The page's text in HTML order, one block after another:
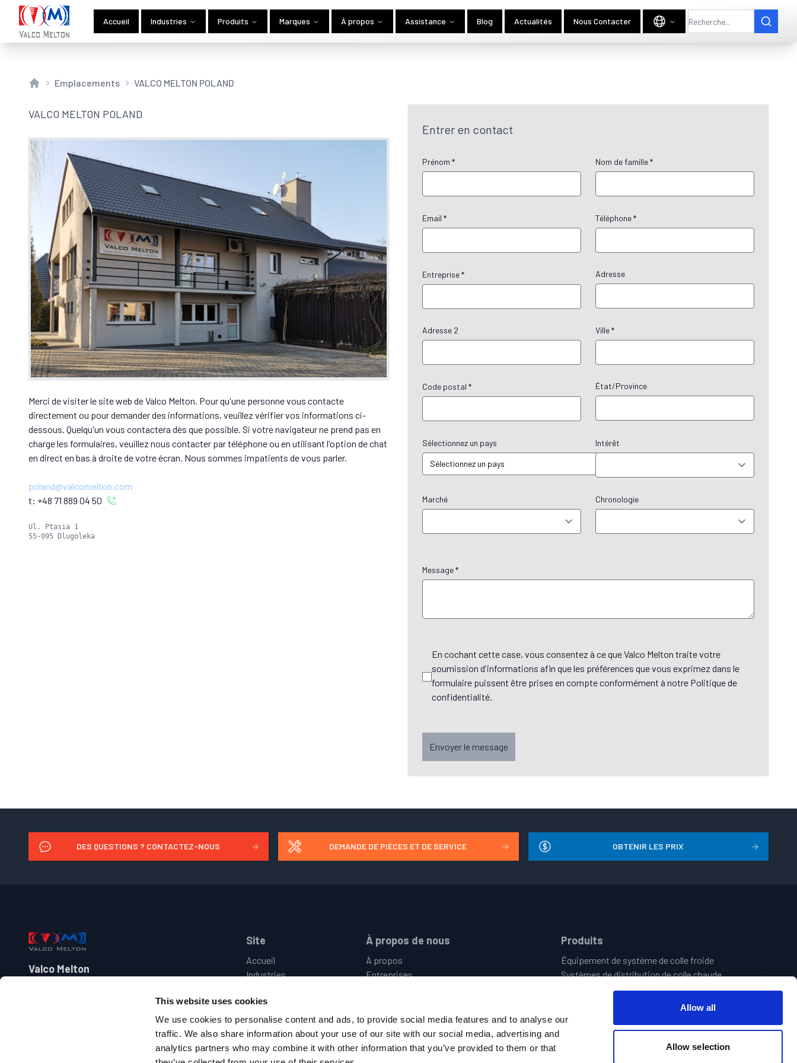
This website uses cookies
We use cookies to personalise content and ads, to provide social media features and to analyse our
traffic. We also share information about your use of our site with our social media, advertising and
analytics partners who may combine it with other information that you’ve provided to them or that
Allow all
Allow selection
Accueil Industries Produits Marques À propos Assistance Blog Actualités Nous Contacter
Emplacements VALCO MELTON POLAND
VALCO MELTON POLAND
Merci de visiter le site web de Valco Melton. Pour qu'une personne vous contacte
directement ou pour demander des informations, veuillez vérifier vos informations ci-
dessous. Quelqu'un vous contactera dès que possible. Si votre navigateur ne prend pas en
charge les formulaires, veuillez nous contacter par téléphone ou en utilisant l'option de chat
en direct en bas à droite de votre écran. Nous sommes impatients de vous parler.
poland@valcomelton.com
t: +48 71 889 04 50
Ul. Ptasia 1
55-095 Dlugoleka
Entrer en contact
Prénom * Nom de famille *
Email * Téléphone *
Entreprise * Adresse
Adresse 2 Ville *
Code postal * État/Province
Sélectionnez un pays Intérêt
Marché Chronologie
Message *
En cochant cette case, vous consentez à ce que Valco Melton traite votre
soumission d'informations afin que les préférences que vous exprimez dans le
formulaire puissent être prises en compte conformément à notre Politique de
confidentialité.
Envoyer le message
DES QUESTIONS ? CONTACTEZ-NOUS → DEMANDE DE PIÈCES ET DE SERVICE → OBTENIR LES PRIX →
Footer Site
Accueil
Industries
Marques
Assistance
Nous Contacter
À propos de nous
À propos
Entreprises
Emploi
Privacy Policy
Terms & Conditions
Produits
Équipement de système de colle froide
Systèmes de distribution de colle chaude
Systèmes d’assurance qualité/ vision
Contrôles des Motifs et électronique
Systèmes De Collage Central | Remplissage Des Pots
Pistolets manuels à colle chaude ou froide
Valco Melton
Centre Artisanal Bleu Guimet, Allée Guimet